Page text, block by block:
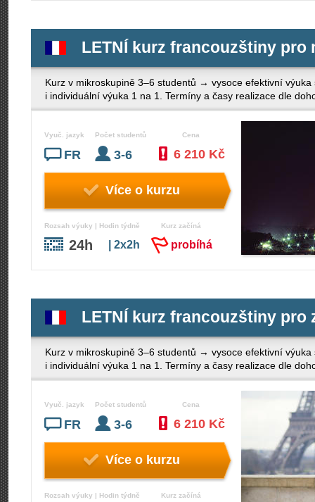
LETNÍ kurz francouzštiny pro
Kurz v mikroskupině 3–6 studentů → vysoce efektivní
i individuální výuka 1 na 1. Termíny a časy realizace dle
Vyuč. jazyk
FR
Počet studentů
3-6
Cena
6 210 Kč
Více o kurzu
Rozsah výuky | Hodin týdně
24h | 2x2h
Kurz začíná
probíhá
LETNÍ kurz francouzštiny pro
Kurz v mikroskupině 3–6 studentů → vysoce efektivní
i individuální výuka 1 na 1. Termíny a časy realizace dle
Vyuč. jazyk
FR
Počet studentů
3-6
Cena
6 210 Kč
Více o kurzu
Rozsah výuky | Hodin týdně Kurz začíná